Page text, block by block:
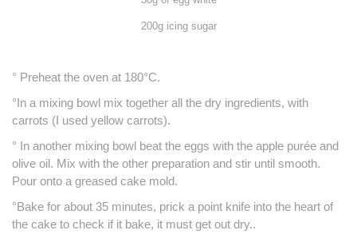
200g icing sugar
° Preheat the oven at 180°C.
°In a mixing bowl mix together all the dry ingredients, with
carrots (I used yellow carrots).
° In another mixing bowl beat the eggs with the apple purée and
olive oil. Mix with the other preparation and stir until smooth.
Pour onto a greased cake mold.
°Bake for about 35 minutes, prick a point knife into the heart of
the cake to check if it bake, it must get out dry..